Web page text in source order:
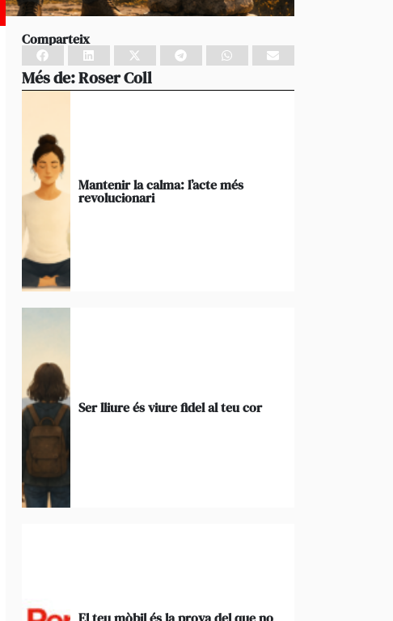
Comparteix
Més de:Roser Coll
Mantenir la calma: l’acte més
revolucionari
Ser lliure és viure fidel al teu cor